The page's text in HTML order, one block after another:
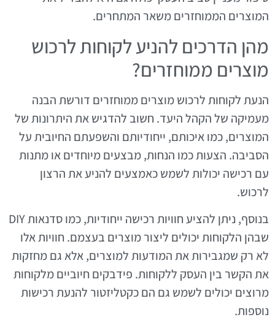
המוצרים הממוחזרים משאר המתחרים.
מהן הדרכים להניע לקוחות לרכוש
מוצרים ממוחזרים?
הנעת לקוחות לרכוש מוצרים ממוחזרים דורשת הבנה
מעמיקה של הקהל היעד. חשוב להדגיש את היתרונות של
המוצרים, כמו איכותם, ייחודיותם והשפעתם החיובית על
הסביבה. הצעות כמו הנחות, מבצעים מיוחדים או מתנות
עם רכישה יכולות לשמש כאמצעים להניע את הרצון
לרכוש.
בנוסף, ניתן להציע חוויות רכישה ייחודיות, כמו סדנאות DIY
שבהן הלקוחות יכולים ליצור מוצרים בעצמם. חוויות אלו
לא רק שמגבירות את המודעות למוצרים, אלא גם מחזקות
את הקשר בין העסק ללקוחות. פידבקים חיוביים מלקוחות
מרוצים יכולים לשמש גם הם כקטליזטור להנעת רכישות
נוספות.